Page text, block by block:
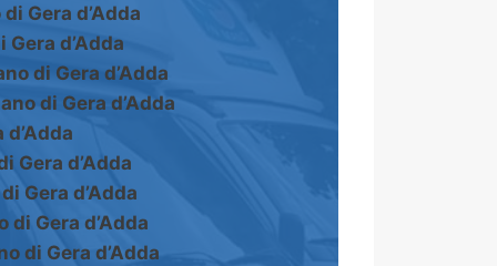
Gera d’Adda
Gera d’Adda
di Gera d’Adda
di Gera d’Adda
Gera d’Adda
Gera d’Adda
di Gera d’Adda
di Gera d’Adda